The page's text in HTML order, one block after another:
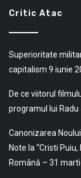
Critic Atac
Superioritate
capitalism 9 iunie
De ce viitorul
programul lui
Canonizarea
Note la “Cristi
Română – 31